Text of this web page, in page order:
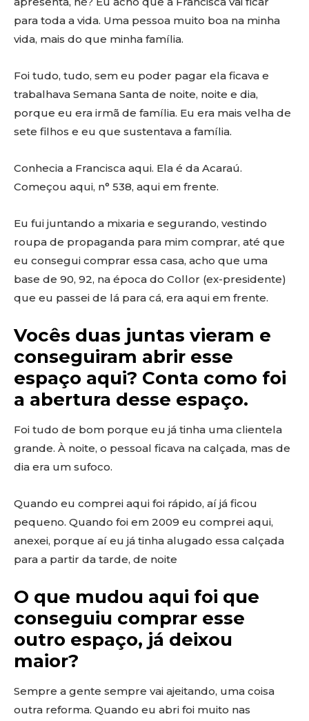
para toda a vida. Uma pessoa muito boa na minha
vida, mais do que minha família.
Foi tudo, tudo, sem eu poder pagar ela ficava e
trabalhava Semana Santa de noite, noite e dia,
porque eu era irmã de família. Eu era mais velha de
sete filhos e eu que sustentava a família.
Conhecia a Francisca aqui. Ela é da Acaraú.
Começou aqui, n° 538, aqui em frente.
Eu fui juntando a mixaria e segurando, vestindo
roupa de propaganda para mim comprar, até que
eu consegui comprar essa casa, acho que uma
base de 90, 92, na época do Collor (ex-presidente)
que eu passei de lá para cá, era aqui em frente.
Vocês duas juntas vieram e
conseguiram abrir esse
espaço aqui? Conta como foi
a abertura desse espaço.
Foi tudo de bom porque eu já tinha uma clientela
grande. À noite, o pessoal ficava na calçada, mas de
dia era um sufoco.
Quando eu comprei aqui foi rápido, aí já ficou
pequeno. Quando foi em 2009 eu comprei aqui,
anexei, porque aí eu já tinha alugado essa calçada
para a partir da tarde, de noite
O que mudou aqui foi que
conseguiu comprar esse
outro espaço, já deixou
maior?
Sempre a gente sempre vai ajeitando, uma coisa
outra reforma. Quando eu abri foi muito nas